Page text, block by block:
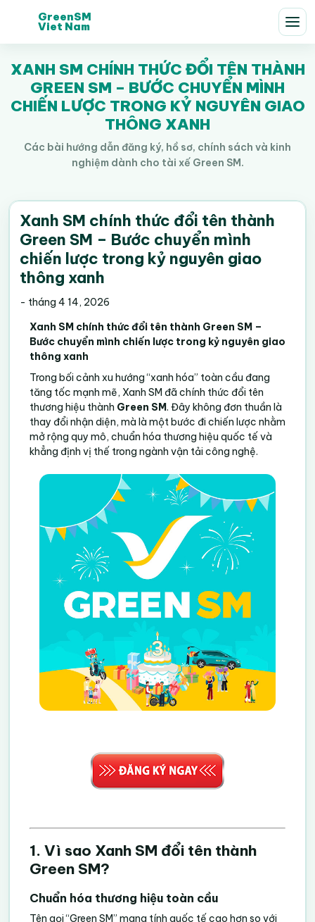
GreenSM
Viet Nam
XANH SM CHÍNH THỨC ĐỔI TÊN THÀNH
GREEN SM – BƯỚC CHUYỂN MÌNH
CHIẾN LƯỢC TRONG KỶ NGUYÊN GIAO
THÔNG XANH
Các bài hướng dẫn đăng ký, hồ sơ, chính sách và kinh
nghiệm dành cho tài xế Green SM.
Xanh SM chính thức đổi tên thành
Green SM – Bước chuyển mình
chiến lược trong kỷ nguyên giao
thông xanh
- tháng 4 14, 2026
Xanh SM chính thức đổi tên thành Green SM –
Bước chuyển mình chiến lược trong kỷ nguyên giao
thông xanh
Trong bối cảnh xu hướng “xanh hóa” toàn cầu đang
tăng tốc mạnh mẽ, Xanh SM đã chính thức đổi tên
thương hiệu thành Green SM. Đây không đơn thuần là
thay đổi nhận diện, mà là một bước đi chiến lược nhằm
mở rộng quy mô, chuẩn hóa thương hiệu quốc tế và
khẳng định vị thế trong ngành vận tải công nghệ.
1. Vì sao Xanh SM đổi tên thành
Green SM?
Chuẩn hóa thương hiệu toàn cầu
Tên gọi “Green SM” mang tính quốc tế cao hơn so với